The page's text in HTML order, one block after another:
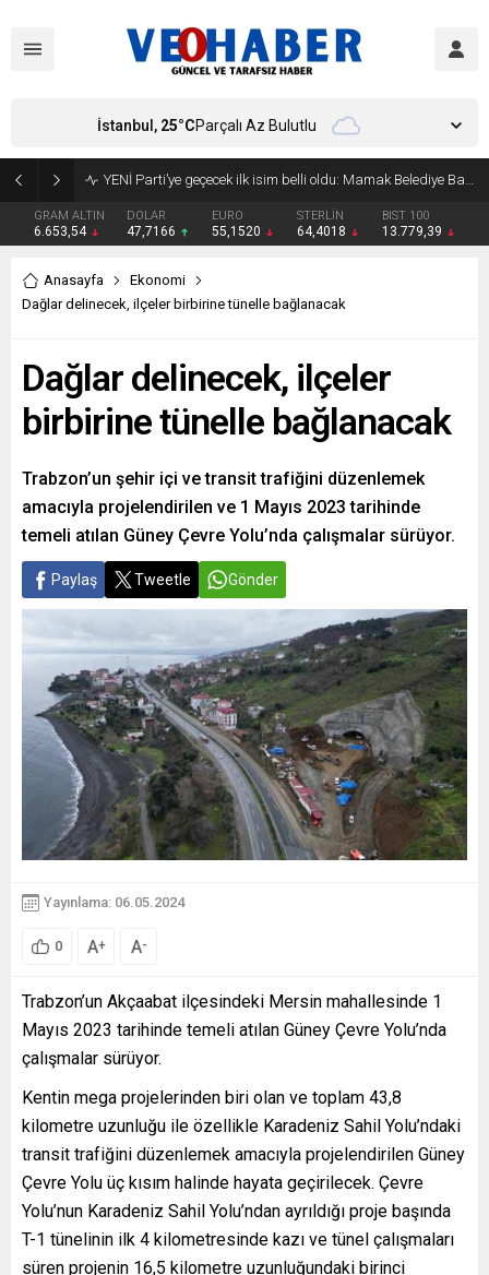
YENİ Parti’ye geçecek ilk isim belli oldu: Mamak Belediye Başkanı CHP’den istifa etti
GRAM ALTIN
6.653,54
DOLAR
47,7166
EURO
55,1520
STERLİN
64,4018
BIST 100
13.779,39
İstanbul, 25°CParçalı Az Bulutlu
Anasayfa
Ekonomi
Dağlar delinecek, ilçeler birbirine tünelle bağlanacak
Dağlar delinecek, ilçeler
birbirine tünelle bağlanacak
Trabzon’un şehir içi ve transit trafiğini düzenlemek
amacıyla projelendirilen ve 1 Mayıs 2023 tarihinde
temeli atılan Güney Çevre Yolu’nda çalışmalar sürüyor.
Paylaş Tweetle Gönder
Yayınlama: 06.05.2024
0 A+ A-
Trabzon’un Akçaabat ilçesindeki Mersin mahallesinde 1
Mayıs 2023 tarihinde temeli atılan Güney Çevre Yolu’nda
çalışmalar sürüyor.
Kentin mega projelerinden biri olan ve toplam 43,8
kilometre uzunluğu ile özellikle Karadeniz Sahil Yolu’ndaki
transit trafiğini düzenlemek amacıyla projelendirilen Güney
Çevre Yolu üç kısım halinde hayata geçirilecek. Çevre
Yolu’nun Karadeniz Sahil Yolu’ndan ayrıldığı proje başında
T-1 tünelinin ilk 4 kilometresinde kazı ve tünel çalışmaları
süren projenin 16,5 kilometre uzunluğundaki birinci